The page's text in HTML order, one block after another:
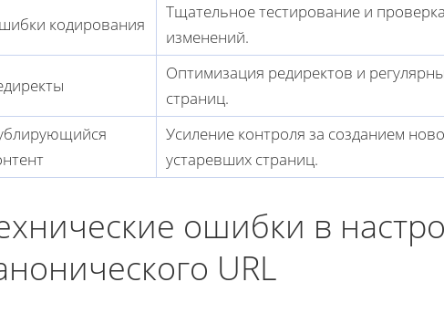
кодирования
Тщательное тестирование и
изменений.
Оптимизация редиректов и
страниц.
Усиление контроля за созданием
устаревших страниц.
ошибки в
URL